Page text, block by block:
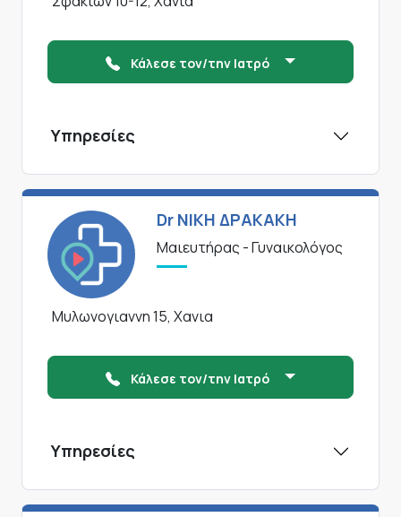
Κάλεσε τον/την Ιατρό
Υπηρεσίες
Dr ΝΙΚΗ ΔΡΑΚΑΚΗ
Μαιευτήρας - Γυναικολόγος
Μυλωνογιαννη 15, Χανια
Κάλεσε τον/την Ιατρό
Υπηρεσίες